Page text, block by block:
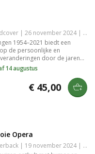
Nederlands | Hardcover | 26 november 2024 | 700 pagina's | 9789029550482
1954–2021 biedt een
de persoonlijke en
door de jaren
verhalen en reflecties
zoektocht naar vrijheid in
Een waardevolle mix van
perfect voor wie
14 augustus
€ 45,00
Opera
Nederlands | Paperback | 19 november 2024 | 240 pagina's | 9789021052199